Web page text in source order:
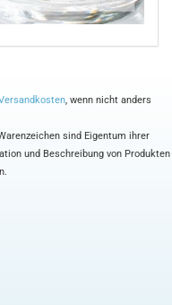
, wenn nicht anders
sind Eigentum ihrer
und Beschreibung von Produkten